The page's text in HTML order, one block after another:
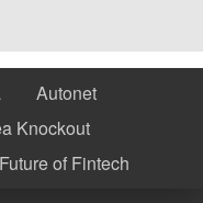
Autonet
Knockout
Future of Fintech